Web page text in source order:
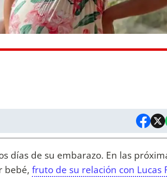
días de su embarazo. En las
bebé, fruto de su relación con Lucas